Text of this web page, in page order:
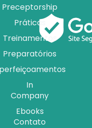
Preceptorship
Práticas
Treinamentos
Preparatórios
In
Company
Ebooks
Contato